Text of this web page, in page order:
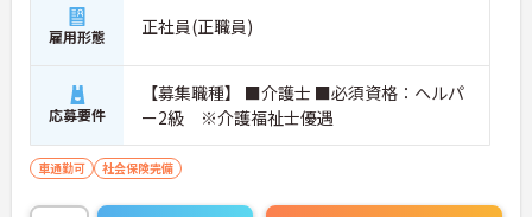
雇用形態 正社員(正職員)
応募要件
【募集職種】 ■介護士 ■必須資格：ヘルパ
ー2級 ※介護福祉士優遇
車通勤可 社会保険完備